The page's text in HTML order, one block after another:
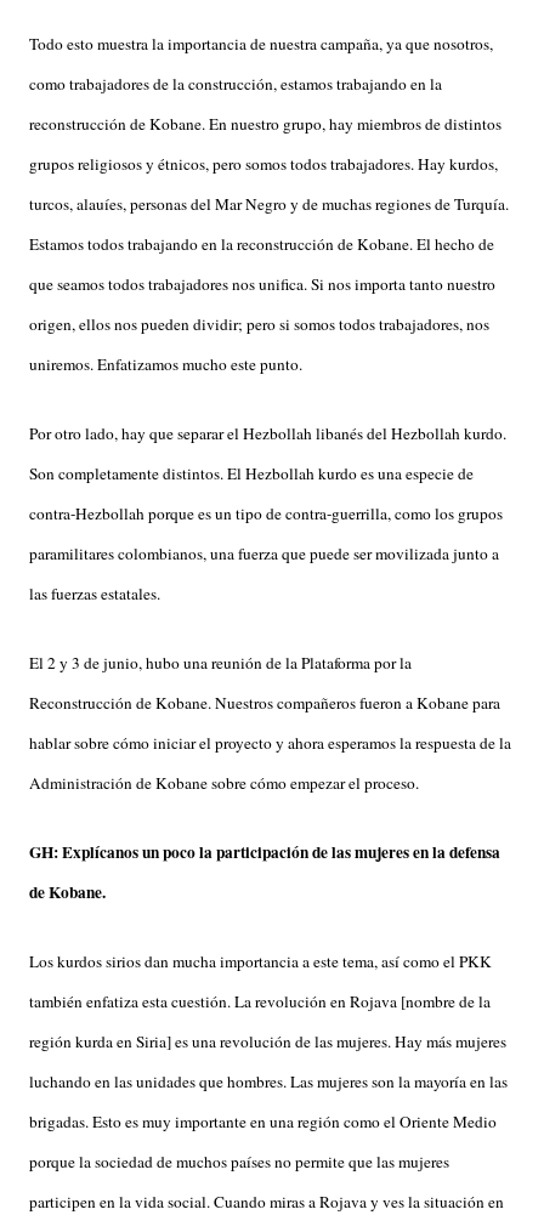
Todo esto muestra la importancia de nuestra campaña, ya que nosotros,
como trabajadores de la construcción, estamos trabajando en la
reconstrucción de Kobane. En nuestro grupo, hay miembros de distintos
grupos religiosos y étnicos, pero somos todos trabajadores. Hay kurdos,
turcos, alauíes, personas del Mar Negro y de muchas regiones de Turquía.
Estamos todos trabajando en la reconstrucción de Kobane. El hecho de
que seamos todos trabajadores nos unifica. Si nos importa tanto nuestro
origen, ellos nos pueden dividir; pero si somos todos trabajadores, nos
uniremos. Enfatizamos mucho este punto.
Por otro lado, hay que separar el Hezbollah libanés del Hezbollah kurdo.
Son completamente distintos. El Hezbollah kurdo es una especie de
contra-Hezbollah porque es un tipo de contra-guerrilla, como los grupos
paramilitares colombianos, una fuerza que puede ser movilizada junto a
las fuerzas estatales.
El 2 y 3 de junio, hubo una reunión de la Plataforma por la
Reconstrucción de Kobane. Nuestros compañeros fueron a Kobane para
hablar sobre cómo iniciar el proyecto y ahora esperamos la respuesta de la
Administración de Kobane sobre cómo empezar el proceso.
GH: Explícanos un poco la participación de las mujeres en la defensa
de Kobane.
Los kurdos sirios dan mucha importancia a este tema, así como el PKK
también enfatiza esta cuestión. La revolución en Rojava [nombre de la
región kurda en Siria] es una revolución de las mujeres. Hay más mujeres
luchando en las unidades que hombres. Las mujeres son la mayoría en las
brigadas. Esto es muy importante en una región como el Oriente Medio
porque la sociedad de muchos países no permite que las mujeres
participen en la vida social. Cuando miras a Rojava y ves la situación en